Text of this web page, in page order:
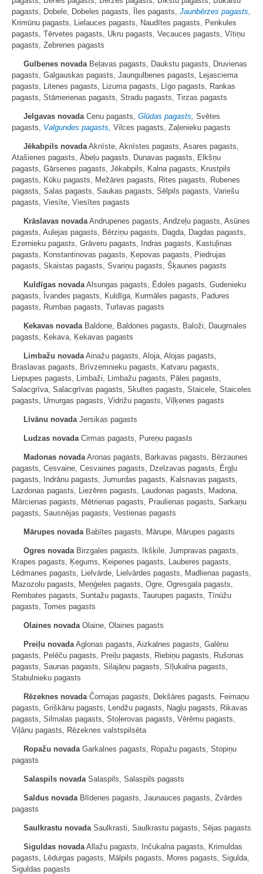
pagasts, Dobele, Dobeles pagasts, Īles pagasts, Jaunbērzes pagasts,
Krimūnu pagasts, Lielauces pagasts, Naudītes pagasts, Penkules
pagasts, Tērvetes pagasts, Ukru pagasts, Vecauces pagasts, Vītiņu
pagasts, Zebrenes pagasts
Gulbenes novada Beļavas pagasts, Daukstu pagasts, Druvienas
pagasts, Galgauskas pagasts, Jaungulbenes pagasts, Lejasciema
pagasts, Litenes pagasts, Lizuma pagasts, Līgo pagasts, Rankas
pagasts, Stāmerienas pagasts, Stradu pagasts, Tirzas pagasts
Jelgavas novada Cenu pagasts, Glūdas pagasts, Svētes
pagasts, Valgundes pagasts, Vilces pagasts, Zaļenieku pagasts
Jēkabpils novada Aknīste, Aknīstes pagasts, Asares pagasts,
Atašienes pagasts, Ābeļu pagasts, Dunavas pagasts, Elkšņu
pagasts, Gārsenes pagasts, Jēkabpils, Kalna pagasts, Krustpils
pagasts, Kūku pagasts, Mežāres pagasts, Rites pagasts, Rubenes
pagasts, Salas pagasts, Saukas pagasts, Sēlpils pagasts, Variešu
pagasts, Viesīte, Viesītes pagasts
Krāslavas novada Andrupenes pagasts, Andzeļu pagasts, Asūnes
pagasts, Aulejas pagasts, Bērziņu pagasts, Dagda, Dagdas pagasts,
Ezernieku pagasts, Grāveru pagasts, Indras pagasts, Kastuļinas
pagasts, Konstantinovas pagasts, Ķepovas pagasts, Piedrujas
pagasts, Skaistas pagasts, Svariņu pagasts, Šķaunes pagasts
Kuldīgas novada Alsungas pagasts, Ēdoles pagasts, Gudenieku
pagasts, Īvandes pagasts, Kuldīga, Kurmāles pagasts, Padures
pagasts, Rumbas pagasts, Turlavas pagasts
Ķekavas novada Baldone, Baldones pagasts, Baloži, Daugmales
pagasts, Ķekava, Ķekavas pagasts
Limbažu novada Ainažu pagasts, Aloja, Alojas pagasts,
Braslavas pagasts, Brīvzemnieku pagasts, Katvaru pagasts,
Liepupes pagasts, Limbaži, Limbažu pagasts, Pāles pagasts,
Salacgrīva, Salacgrīvas pagasts, Skultes pagasts, Staicele, Staiceles
pagasts, Umurgas pagasts, Vidrižu pagasts, Viļķenes pagasts
Līvānu novada Jersikas pagasts
Ludzas novada Cirmas pagasts, Pureņu pagasts
Madonas novada Aronas pagasts, Barkavas pagasts, Bērzaunes
pagasts, Cesvaine, Cesvaines pagasts, Dzelzavas pagasts, Ērgļu
pagasts, Indrānu pagasts, Jumurdas pagasts, Kalsnavas pagasts,
Lazdonas pagasts, Liezēres pagasts, Ļaudonas pagasts, Madona,
Mārcienas pagasts, Mētrienas pagasts, Praulienas pagasts, Sarkaņu
pagasts, Sausnējas pagasts, Vestienas pagasts
Mārupes novada Babītes pagasts, Mārupe, Mārupes pagasts
Ogres novada Birzgales pagasts, Ikšķile, Jumpravas pagasts,
Krapes pagasts, Ķegums, Ķeipenes pagasts, Lauberes pagasts,
Lēdmanes pagasts, Lielvārde, Lielvārdes pagasts, Madlienas pagasts,
Mazozolu pagasts, Meņģeles pagasts, Ogre, Ogresgala pagasts,
Rembates pagasts, Suntažu pagasts, Taurupes pagasts, Tīnūžu
pagasts, Tomes pagasts
Olaines novada Olaine, Olaines pagasts
Preiļu novada Aglonas pagasts, Aizkalnes pagasts, Galēnu
pagasts, Pelēču pagasts, Preiļu pagasts, Riebiņu pagasts, Rušonas
pagasts, Saunas pagasts, Silajāņu pagasts, Sīļukalna pagasts,
Stabulnieku pagasts
Rēzeknes novada Čornajas pagasts, Dekšāres pagasts, Feimaņu
pagasts, Griškānu pagasts, Lendžu pagasts, Nagļu pagasts, Rikavas
pagasts, Silmalas pagasts, Stoļerovas pagasts, Vērēmu pagasts,
Viļānu pagasts, Rēzeknes valstspilsēta
Ropažu novada Garkalnes pagasts, Ropažu pagasts, Stopiņu
pagasts
Salaspils novada Salaspils, Salaspils pagasts
Saldus novada Blīdenes pagasts, Jaunauces pagasts, Zvārdes
pagasts
Saulkrastu novada Saulkrasti, Saulkrastu pagasts, Sējas pagasts
Siguldas novada Allažu pagasts, Inčukalna pagasts, Krimuldas
pagasts, Lēdurgas pagasts, Mālpils pagasts, Mores pagasts, Sigulda,
Siguldas pagasts